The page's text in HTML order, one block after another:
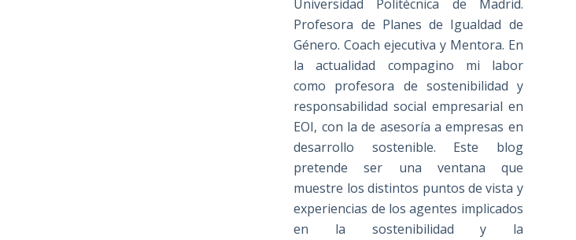
Universidad Politécnica de Madrid.
Profesora de Planes de Igualdad de
Género. Coach ejecutiva y Mentora. En
la actualidad compagino mi labor
como profesora de sostenibilidad y
responsabilidad social empresarial en
EOI, con la de asesoría a empresas en
desarrollo sostenible. Este blog
pretende ser una ventana que
muestre los distintos puntos de vista y
experiencias de los agentes implicados
en la sostenibilidad y la